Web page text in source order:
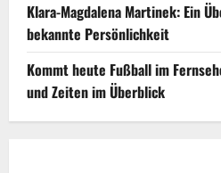
Klara-Magdalena Martinek: Ein
bekannte Persönlichkeit
Kommt heute Fußball im
und Zeiten im Überblick